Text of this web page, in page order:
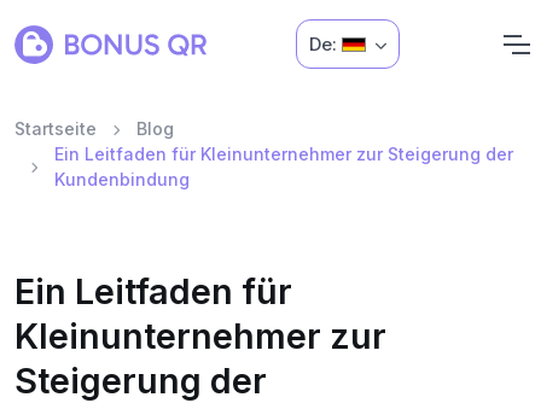
De:
Startseite
Blog
Ein Leitfaden für Kleinunternehmer zur Steigerung der
Kundenbindung
Ein Leitfaden für
Kleinunternehmer zur
Steigerung der